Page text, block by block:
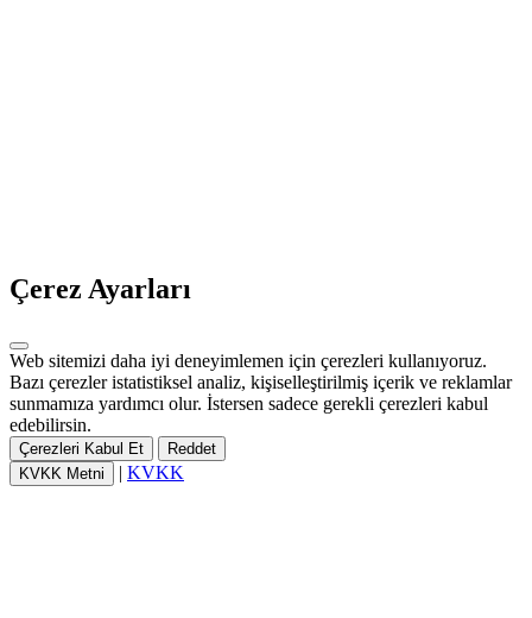
Çerez Ayarları
Web sitemizi daha iyi deneyimlemen için çerezleri kullanıyoruz.
Bazı çerezler istatistiksel analiz, kişiselleştirilmiş içerik ve reklamlar
sunmamıza yardımcı olur. İstersen sadece gerekli çerezleri kabul
edebilirsin.
Çerezleri Kabul Et
Reddet
KVKK Metni
| KVKK